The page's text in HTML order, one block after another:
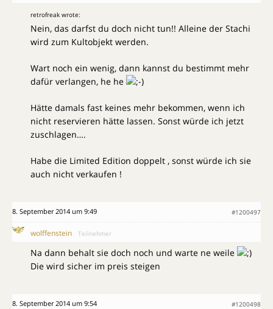
retrofreak wrote:
Nein, das darfst du doch nicht tun!! Alleine der Stachi
wird zum Kultobjekt werden.
Wart noch ein wenig, dann kannst du bestimmt mehr
dafür verlangen, he he
Hätte damals fast keines mehr bekommen, wenn ich
nicht reservieren hätte lassen. Sonst würde ich jetzt
zuschlagen….
Habe die Limited Edition doppelt , sonst würde ich sie
auch nicht verkaufen !
8. September 2014 um 9:49 #1200497
wolffenstein Teilnehmer
Na dann behalt sie doch noch und warte ne weile
Die wird sicher im preis steigen
8. September 2014 um 9:54 #1200498